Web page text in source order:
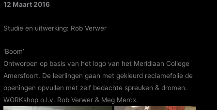
12 Maart 2016
Studie en uitwerking: Rob Verwer
‘Boom’
Ontworpen op basis van het logo van het Meridiaan College
Amersfoort. De leerlingen gaan met gekleurd reclamefolie de
openingen opvullen met zelf bedachte spreuken & dromen.
WORKshop o.l.v. Rob Verwer & Meg Mercx.